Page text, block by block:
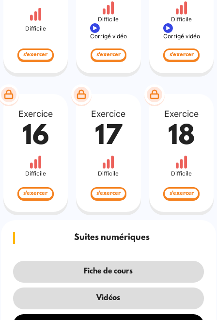
Difficile
s'exercer
Difficile
Corrigé vidéo
s'exercer
Difficile
Corrigé vidéo
s'exercer
Exercice
16
Difficile
s'exercer
Exercice
17
Difficile
s'exercer
Exercice
18
Difficile
s'exercer
Suites numériques
Fiche de cours
Vidéos